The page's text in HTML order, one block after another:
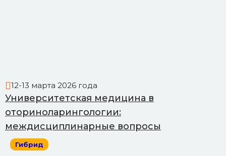
12-13 марта 2026 года
Университетская медицина в
оториноларингологии:
междисциплинарные вопросы
Гибрид